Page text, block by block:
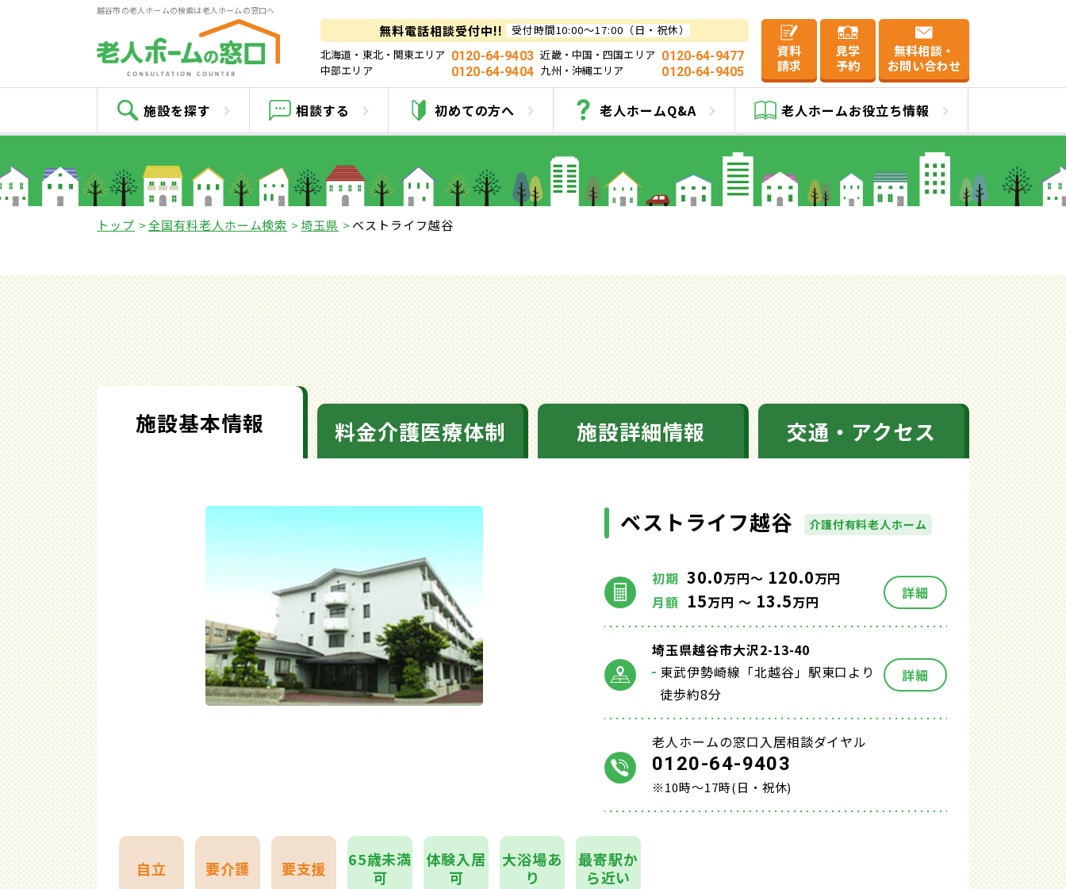
越谷市の老人ホームの検索は老人ホームの窓口へ
無料電話相談受付中!!
受付時間10:00～17:00（日・祝休）
北海道・東北・関東エリア 0120-64-9403 近畿・中国・四国エリア 0120-64-9477
中部エリア
0120-64-9404 九州・沖縄エリア 0120-64-9405
資料
請求
見学
予約
無料相談・
お問い合わせ
施設を探す 相談する 初めての方へ 老人ホームQ&A 老人ホームお役立ち情報
ベストライフ越谷
トップ 全国有料老人ホーム検索 埼玉県 ベストライフ越谷
施設基本情報 料金介護医療体制 施設詳細情報 交通・アクセス
ベストライフ越谷 介護付有料老人ホーム
初期 30.0万円～ 120.0万円
月額 15万円 ～ 13.5万円 詳細
埼玉県越谷市大沢2-13-40
東武伊勢崎線「北越谷」駅東口より
徒歩約8分
詳細
老人ホームの窓口入居相談ダイヤル
0120-64-9403
※10時～17時(日・祝休)
自立 要介護 要支援
65歳未満
可
体験入居
可
大浴場あ
り
最寄駅か
ら近い